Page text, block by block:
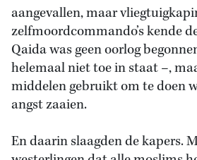
aangevallen, maar
zelfmoordcommando’s kende
Qaida was geen oorlog
helemaal niet toe in staat –,
middelen gebruikt om te doen
angst zaaien.
En daarin slaagden de kapers.